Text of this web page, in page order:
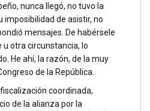
nunca llegó, no tuvo la
imposibilidad de asistir, no
mensajes. De habérsele
otra circunstancia, lo
He ahí, la razón, de la muy
de la República.
coordinada,
de la alianza por la